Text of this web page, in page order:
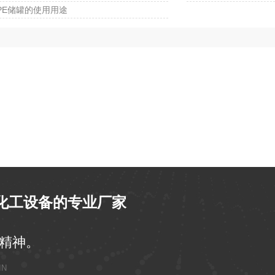
储罐的使用用途
工设备的专业厂家
神。